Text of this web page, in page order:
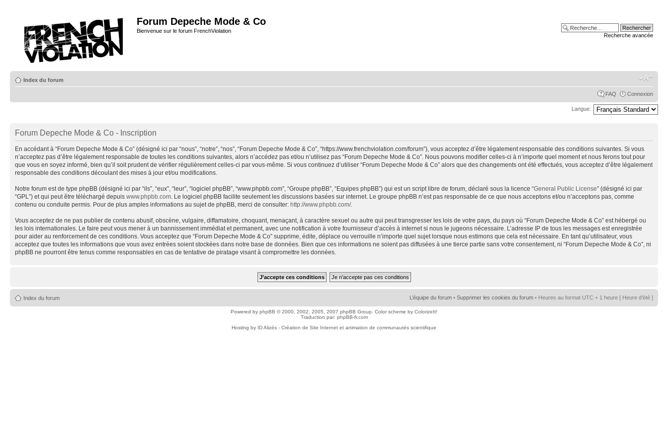
Forum Depeche Mode & Co
Bienvenue sur le forum FrenchViolation
Recherche avancée
Index du forum
FAQ Connexion
Langue:
Forum Depeche Mode & Co - Inscription
En accédant à “Forum Depeche Mode & Co” (désigné ici par “nous”, “notre”, “nos”, “Forum Depeche Mode & Co”, “https://www.frenchviolation.com/forum”), vous acceptez d’être légalement responsable des conditions suivantes. Si vous
n’acceptez pas d’être légalement responsable de toutes les conditions suivantes, alors n’accédez pas et/ou n’utilisez pas “Forum Depeche Mode & Co”. Nous pouvons modifier celles-ci à n’importe quel moment et nous ferons tout pour
que vous en soyez informé, bien qu’il soit prudent de vérifier régulièrement celles-ci par vous-même. Si vous continuez d’utiliser “Forum Depeche Mode & Co” alors que des changements ont été effectués, vous acceptez d’être légalement
responsable des conditions découlant des mises à jour et/ou modifications.
Notre forum est de type phpBB (désigné ici par “ils”, “eux”, “leur”, “logiciel phpBB”, “www.phpbb.com”, “Groupe phpBB”, “Equipes phpBB”) qui est un script libre de forum, déclaré sous la licence “General Public License” (désigné ici par
“GPL”) et qui peut être téléchargé depuis www.phpbb.com . Le logiciel phpBB facilite seulement les discussions basées sur internet. Le groupe phpBB n’est pas responsable de ce que nous acceptons et/ou n’acceptons pas, comme
contenu ou conduite permis. Pour de plus amples informations au sujet de phpBB, merci de consulter: http://www.phpbb.com/.
Vous acceptez de ne pas publier de contenu abusif, obscène, vulgaire, diffamatoire, choquant, menaçant, à caractère sexuel ou autre qui peut transgresser les lois de votre pays, du pays où “Forum Depeche Mode & Co” est hébergé ou
les lois internationales. Le faire peut vous mener à un bannissement immédiat et permanent, avec une notification à votre fournisseur d’accès à internet si nous le jugeons nécessaire. L’adresse IP de tous les messages est enregistrée
pour aider au renforcement de ces conditions. Vous acceptez que “Forum Depeche Mode & Co” supprime, édite, déplace ou verrouille n’importe quel sujet lorsque nous estimons que cela est nécessaire. En tant qu’utilisateur, vous
acceptez que toutes les informations que vous avez entrées soient stockées dans notre base de données. Bien que ces informations ne soient pas diffusées à une tierce partie sans votre consentement, ni “Forum Depeche Mode & Co”, ni
phpBB ne pourront être tenus comme responsables en cas de tentative de piratage visant à compromettre les données.
Index du forum L’équipe du forum • Supprimer les cookies du forum • Heures au format UTC + 1 heure [ Heure d’été ]
Powered by phpBB © 2000, 2002, 2005, 2007 phpBB Group. Color scheme by ColorizeIt!
Traduction par: phpBB-fr.com
Hosting by ID Alizés - Création de Site Internet et animation de communautés scientifique